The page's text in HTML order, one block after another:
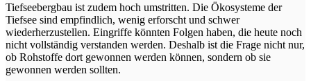
Tiefseebergbau ist zudem hoch umstritten. Die Ökosysteme der
Tiefsee sind empfindlich, wenig erforscht und schwer
wiederherzustellen. Eingriffe könnten Folgen haben, die heute noch
nicht vollständig verstanden werden. Deshalb ist die Frage nicht nur,
ob Rohstoffe dort gewonnen werden können, sondern ob sie
gewonnen werden sollten.